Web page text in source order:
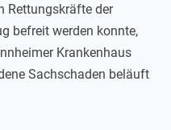
Rettungskräfte der
befreit werden konnte,
Krankenhaus
Sachschaden beläuft